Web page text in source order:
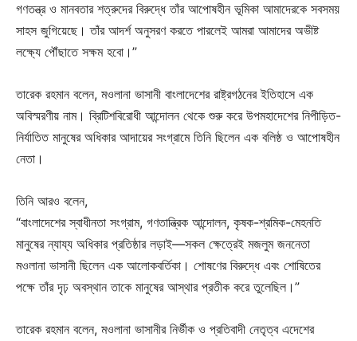
গণতন্ত্র ও মানবতার শত্রুদের বিরুদ্ধে তাঁর আপোষহীন ভূমিকা আমাদেরকে সবসময়
সাহস জুগিয়েছে। তাঁর আদর্শ অনুসরণ করতে পারলেই আমরা আমাদের অভীষ্ট
লক্ষ্যে পৌঁছাতে সক্ষম হবো।”
তারেক রহমান বলেন, মওলানা ভাসানী বাংলাদেশের রাষ্ট্রগঠনের ইতিহাসে এক
অবিস্মরণীয় নাম। ব্রিটিশবিরোধী আন্দোলন থেকে শুরু করে উপমহাদেশের নিপীড়িত-
নির্যাতিত মানুষের অধিকার আদায়ের সংগ্রামে তিনি ছিলেন এক বলিষ্ঠ ও আপোষহীন
নেতা।
তিনি আরও বলেন,
“বাংলাদেশের স্বাধীনতা সংগ্রাম, গণতান্ত্রিক আন্দোলন, কৃষক-শ্রমিক-মেহনতি
মানুষের ন্যায্য অধিকার প্রতিষ্ঠার লড়াই—সকল ক্ষেত্রেই মজলুম জননেতা
মওলানা ভাসানী ছিলেন এক আলোকবর্তিকা। শোষণের বিরুদ্ধে এবং শোষিতের
পক্ষে তাঁর দৃঢ় অবস্থান তাকে মানুষের আস্থার প্রতীক করে তুলেছিল।”
তারেক রহমান বলেন, মওলানা ভাসানীর নির্ভীক ও প্রতিবাদী নেতৃত্ব এদেশের